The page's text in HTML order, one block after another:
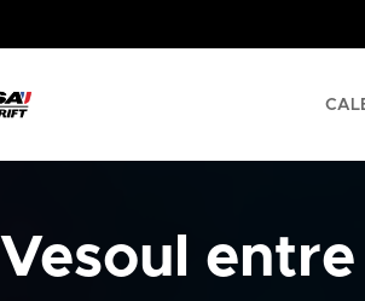
Vesoul entre